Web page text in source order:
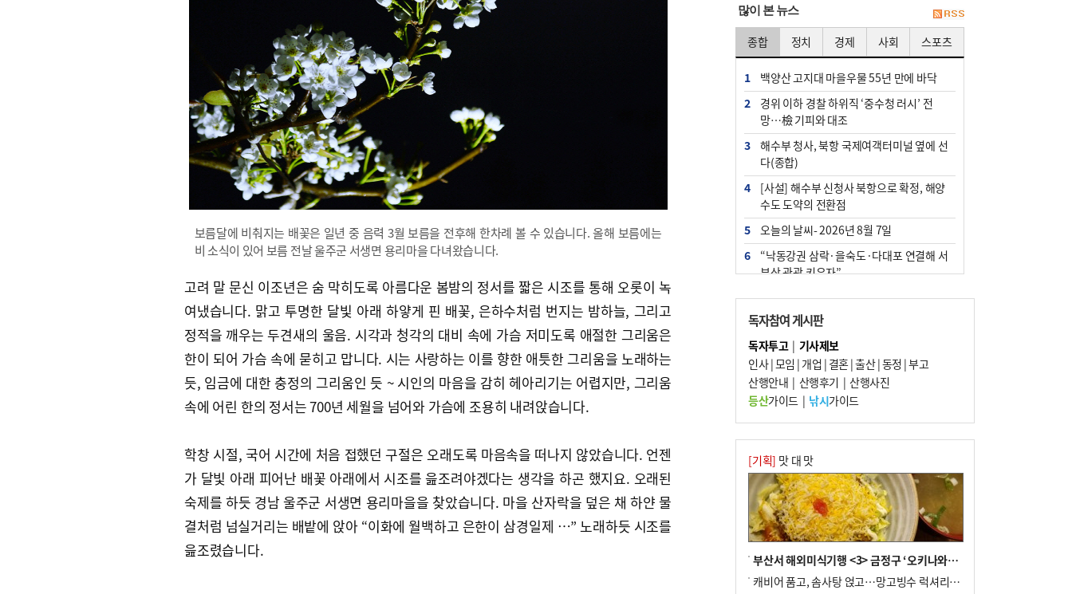
보름달에 비춰지는 배꽃은 일년 중 음력 3월 보름을 전후해 한차례 볼 수 있습니다. 올해 보름에는
비 소식이 있어 보름 전날 울주군 서생면 용리마을 다녀왔습니다.
고려 말 문신 이조년은 숨 막히도록 아름다운 봄밤의 정서를 짧은 시조를 통해 오롯이 녹
여냈습니다. 맑고 투명한 달빛 아래 하얗게 핀 배꽃, 은하수처럼 번지는 밤하늘, 그리고
정적을 깨우는 두견새의 울음. 시각과 청각의 대비 속에 가슴 저미도록 애절한 그리움은
한이 되어 가슴 속에 묻히고 맙니다. 시는 사랑하는 이를 향한 애틋한 그리움을 노래하는
듯, 임금에 대한 충정의 그리움인 듯 ~ 시인의 마음을 감히 헤아리기는 어렵지만, 그리움
속에 어린 한의 정서는 700년 세월을 넘어와 가슴에 조용히 내려앉습니다.
학창 시절, 국어 시간에 처음 접했던 구절은 오래도록 마음속을 떠나지 않았습니다. 언젠
가 달빛 아래 피어난 배꽃 아래에서 시조를 읊조려야겠다는 생각을 하곤 했지요. 오래된
숙제를 하듯 경남 울주군 서생면 용리마을을 찾았습니다. 마을 산자락을 덮은 채 하얀 물
결처럼 넘실거리는 배밭에 앉아 “이화에 월백하고 은한이 삼경일제 …” 노래하듯 시조를
읊조렸습니다.
많이 본 뉴스
종합 정치 경제 사회 스포츠
1
백양산 고지대 마을우물 55년 만에 바닥
2
경위 이하 경찰 하위직 ‘중수청 러시’ 전
망…檢 기피와 대조
3
해수부 청사, 북항 국제여객터미널 옆에 선
다(종합)
4
[사설] 해수부 신청사 북항으로 확정, 해양
수도 도약의 전환점
5
오늘의 날씨- 2026년 8월 7일
6
“낙동강권 삼락·을숙도·다대포 연결해 서
부산 관광 키우자”
7
부울경 주말부터 비소식…‘극한 폭염’ 한풀
꺾일 듯
8
피란마을 67년 역사인데…전교생 24명 아
미초 통폐합 기로
9
교육혁신선도지 공모 코앞인데…구·군 난
색에 교육청 ‘쩔쩔’
10 부산 청소년 극지탐험대 8인, 열흘간 북극
구석구석 누빈다
독자참여 게시판
독자투고| 기사제보
인사|모임 | 개업 | 결혼|출산|동정 |부고
산행안내 | 산행후기 | 산행사진
등산가이드| 낚시가이드
[기획] 맛 대 맛
부산서 해외미식기행 <3> 금정구 ‘오키나와키친’
캐비어 품고, 솜사탕 얹고…망고빙수 럭셔리한 진화